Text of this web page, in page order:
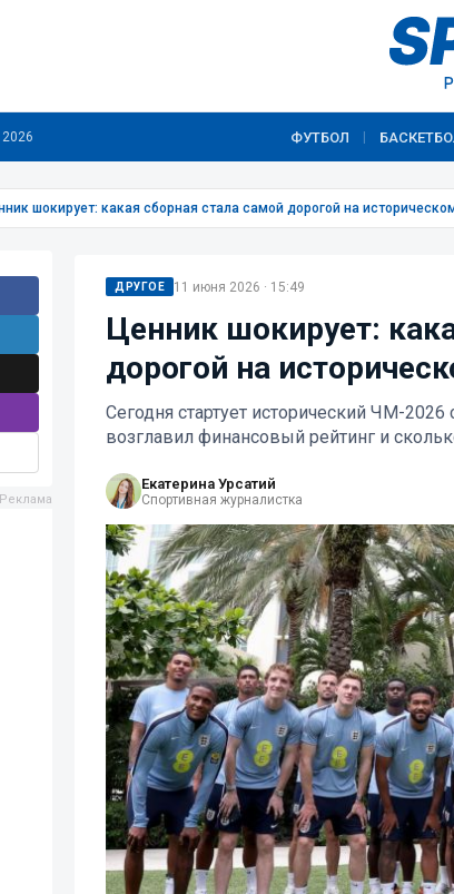
2026 ФУТБОЛ
шокирует: какая сборная стала самой дорогой на
ДРУГОЕ 11 июня 2026 · 15:49
Ценник шокирует:
дорогой на
Сегодня стартует исторический ЧМ-2026
возглавил финансовый рейтинг и
Екатерина Урсатий
Спортивная журналистка